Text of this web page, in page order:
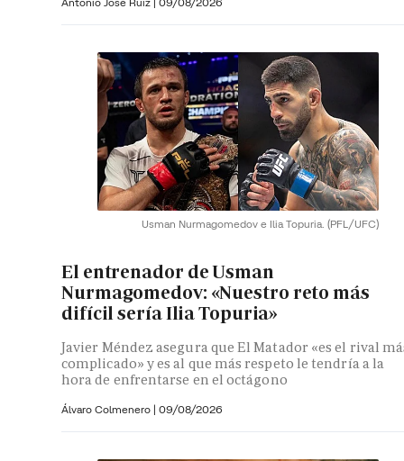
Usman Nurmagomedov e Ilia Topuria. (PFL/UFC)
El entrenador de Usman
Nurmagomedov: «Nuestro reto más
difícil sería Ilia Topuria»
Javier Méndez asegura que El Matador «es el rival
complicado» y es al que más respeto le tendría a la
hora de enfrentarse en el octágono
Álvaro Colmenero | 09/08/2026